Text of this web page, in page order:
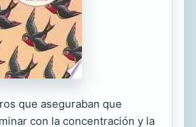
que aseguraban que
con la concentración y la